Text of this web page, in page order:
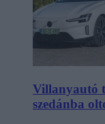
Villanyautó
szedánba